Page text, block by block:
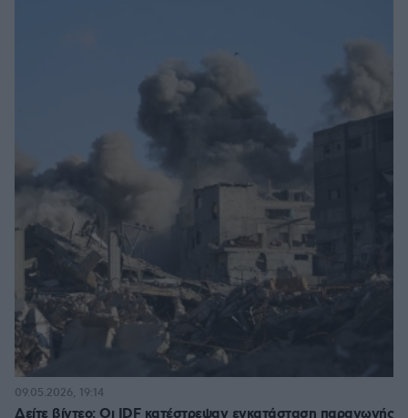
Δείτε βίντεο: Οι IDF κατέστρεψαν εγκατάσταση παραγωγής
09.05.2026, 19:14